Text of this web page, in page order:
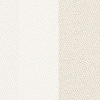
Sie
und
als